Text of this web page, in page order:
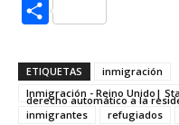
Compartir
ETIQUETAS
inmigración
Inmigración - Reino Unido|
derecho automático a la
inmigrantes
refugiados